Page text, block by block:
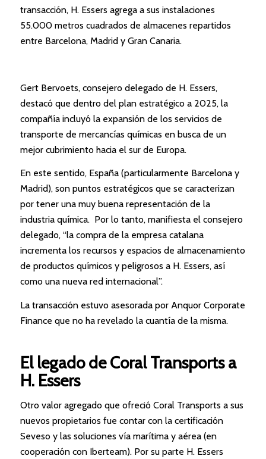
transacción, H. Essers agrega a sus instalaciones
55.000 metros cuadrados de almacenes repartidos
entre Barcelona, Madrid y Gran Canaria.
Gert Bervoets, consejero delegado de H. Essers,
destacó que dentro del plan estratégico a 2025, la
compañía incluyó la expansión de los servicios de
transporte de mercancías químicas en busca de un
mejor cubrimiento hacia el sur de Europa.
En este sentido, España (particularmente Barcelona y
Madrid), son puntos estratégicos que se caracterizan
por tener una muy buena representación de la
industria química. Por lo tanto, manifiesta el consejero
delegado, “la compra de la empresa catalana
incrementa los recursos y espacios de almacenamiento
de productos químicos y peligrosos a H. Essers, así
como una nueva red internacional”.
La transacción estuvo asesorada por Anquor Corporate
Finance que no ha revelado la cuantía de la misma.
El legado de Coral Transports a
H. Essers
Otro valor agregado que ofreció Coral Transports a sus
nuevos propietarios fue contar con la certificación
Seveso y las soluciones vía marítima y aérea (en
cooperación con Iberteam). Por su parte H. Essers